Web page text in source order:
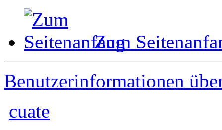
Zum
Benutzerinformationen
cuate